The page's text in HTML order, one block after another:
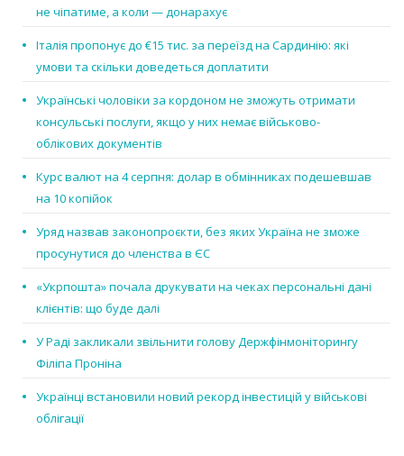
не чіпатиме, а коли — донарахує
Італія пропонує до €15 тис. за переїзд на Сардинію: які
умови та скільки доведеться доплатити
Українські чоловіки за кордоном не зможуть отримати
консульські послуги, якщо у них немає військово-
облікових документів
Курс валют на 4 серпня: долар в обмінниках подешевшав
на 10 копійок
Уряд назвав законопроєкти, без яких Україна не зможе
просунутися до членства в ЄС
«Укрпошта» почала друкувати на чеках персональні дані
клієнтів: що буде далі
У Раді закликали звільнити голову Держфінмоніторингу
Філіпа Проніна
Українці встановили новий рекорд інвестицій у військові
облігації